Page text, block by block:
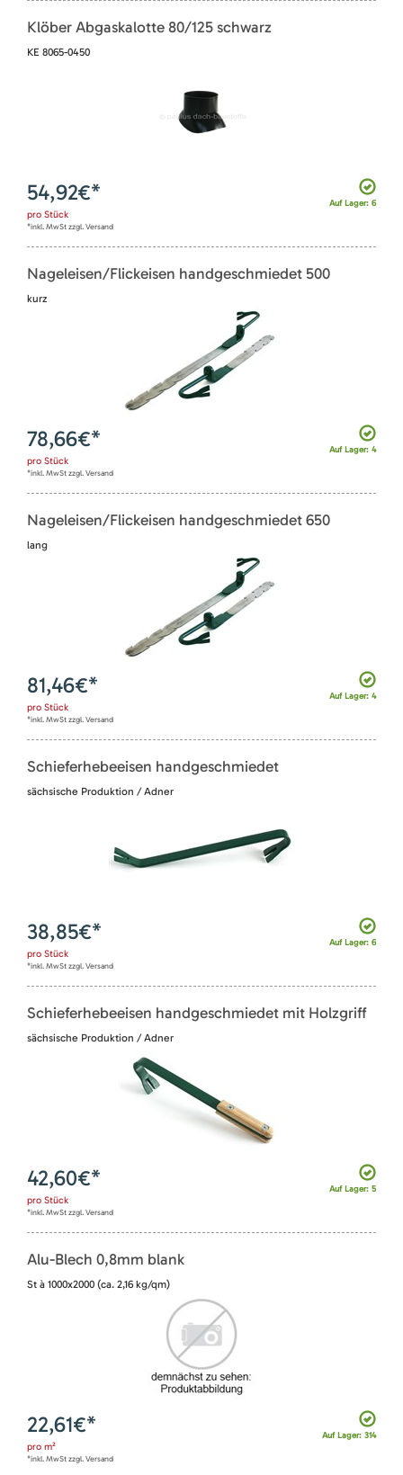
Klöber Abgaskalotte 80/125 schwarz
KE 8065-0450
Auf Lager: 6
54,92€*
pro Stück
*inkl. MwSt zzgl. Versand
Nageleisen/Flickeisen handgeschmiedet 500
kurz
Auf Lager: 4
78,66€*
pro Stück
*inkl. MwSt zzgl. Versand
Nageleisen/Flickeisen handgeschmiedet 650
lang
Auf Lager: 4
81,46€*
pro Stück
*inkl. MwSt zzgl. Versand
Schieferhebeeisen handgeschmiedet
sächsische Produktion / Adner
Auf Lager: 6
38,85€*
pro Stück
*inkl. MwSt zzgl. Versand
Schieferhebeeisen handgeschmiedet mit Holzgriff
sächsische Produktion / Adner
Auf Lager: 5
42,60€*
pro Stück
*inkl. MwSt zzgl. Versand
Alu-Blech 0,8mm blank
St à 1000x2000 (ca. 2,16 kg/qm)
Auf Lager: 314
22,61€*
pro m²
*inkl. MwSt zzgl. Versand